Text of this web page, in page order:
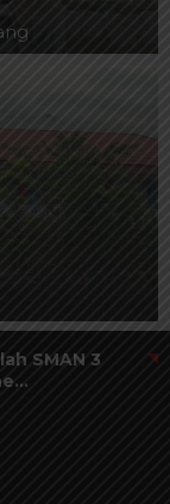
SMAN 3